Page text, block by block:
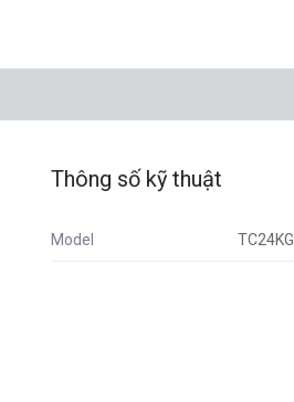
Thông số kỹ thuật
Model TC24KG